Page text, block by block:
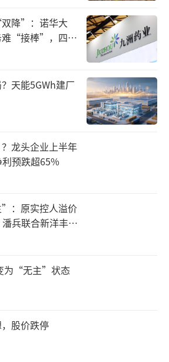
店，在两家国有企业上海冠
和上海糖烟酒公司提出退股
购两家上海公司股份，全资
担任总经理。
样形容克莉丝汀，“这是一
色后的罗田安杀伐果断，通
莉丝汀市场份额。先是收
品，又于2005年收购双红面
心工厂，继而2007年引进日
以2.2亿元投资克莉丝汀，后
白发却格外精神的罗田安登
创业人物，评语中形容“冒
使他成为年度创业人物”。
降”：诺华大
“接棒”，四大
天能5GWh建厂
龙头企业上半年
预跌超65%
：原实控人溢价
兵联合新洋丰、
为“无主”状态
股价跌停